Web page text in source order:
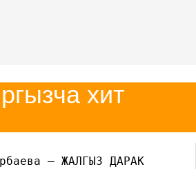
хит
— ЖАЛГЫЗ ДАРАК